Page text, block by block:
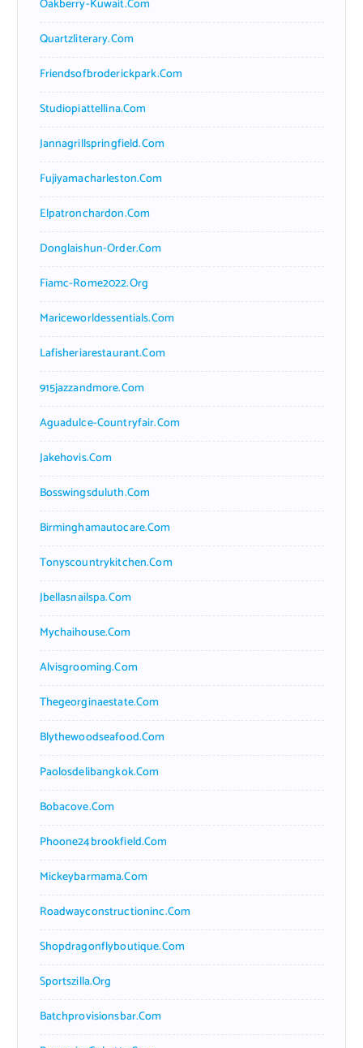
Oakberry-Kuwait.com
Quartzliterary.com
Friendsofbroderickpark.com
Studiopiattellina.com
Jannagrillspringfield.com
Fujiyamacharleston.com
Elpatronchardon.com
Donglaishun-Order.com
Fiamc-Rome2022.org
Mariceworldessentials.com
Lafisheriarestaurant.com
915jazzandmore.com
Aguadulce-Countryfair.com
Jakehovis.com
Bosswingsduluth.com
Birminghamautocare.com
Tonyscountrykitchen.com
Jbellasnailspa.com
Mychaihouse.com
Alvisgrooming.com
Thegeorginaestate.com
Blythewoodseafood.com
Paolosdelibangkok.com
Bobacove.com
Phoone24brookfield.com
Mickeybarmama.com
Roadwayconstructioninc.com
Shopdragonflyboutique.com
Sportszilla.org
Batchprovisionsbar.com